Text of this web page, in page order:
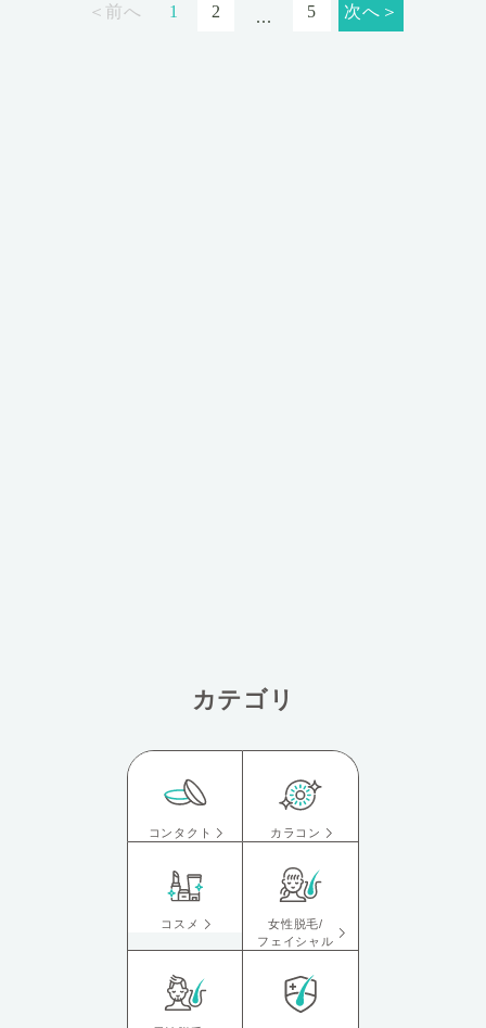
＜前へ 1 2 ... 5 次へ＞
カテゴリ
コンタクト カラコン
コスメ
女性脱毛/
フェイシャル